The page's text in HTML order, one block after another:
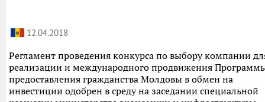
12.04.2018
Регламент проведения конкурса по выбору компании
реализации и международного продвижения
предоставления гражданства Молдовы в обмен на
инвестиции одобрен в среду на заседании специальной